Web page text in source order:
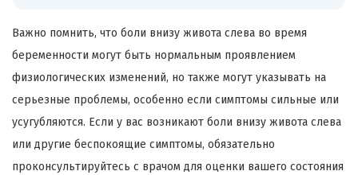
Важно помнить, что боли внизу живота слева во время
беременности могут быть нормальным проявлением
физиологических изменений, но также могут указывать на
серьезные проблемы, особенно если симптомы сильные или
усугубляются. Если у вас возникают боли внизу живота слева
или другие беспокоящие симптомы, обязательно
проконсультируйтесь с врачом для оценки вашего состояния